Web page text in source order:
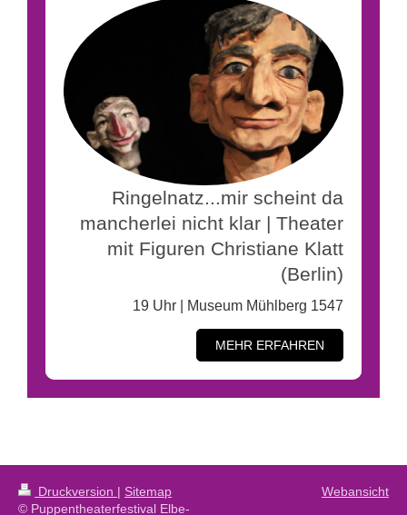
Ringelnatz...mir scheint da
mancherlei nicht klar | Theater
mit Figuren Christiane Klatt
(Berlin)
19 Uhr | Museum Mühlberg 1547
MEHR ERFAHREN
Druckversion | Sitemap
© Puppentheaterfestival Elbe-
Webansicht